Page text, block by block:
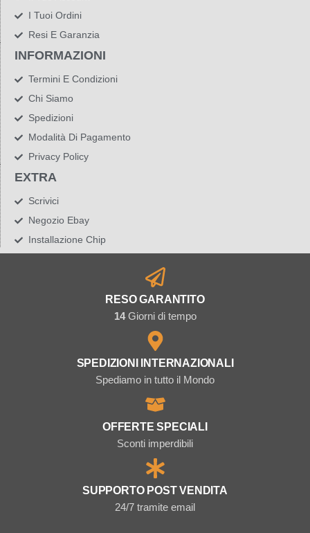
I Tuoi Ordini
Resi E Garanzia
INFORMAZIONI
Termini E Condizioni
Chi Siamo
Spedizioni
Modalità Di Pagamento
Privacy Policy
EXTRA
Scrivici
Negozio Ebay
Installazione Chip
RESO GARANTITO
14Giorni di tempo
SPEDIZIONI INTERNAZIONALI
Spediamo in tutto il Mondo
OFFERTE SPECIALI
Sconti imperdibili
SUPPORTO POST VENDITA
24/7 tramite email